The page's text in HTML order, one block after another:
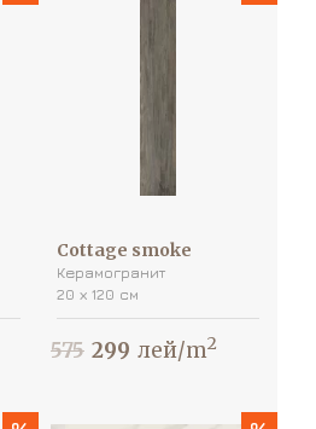
Cottage smoke
Керамогранит
20 х 120 см
575 299 лей/m2